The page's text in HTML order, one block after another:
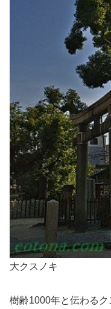
大クスノキ
樹齢1000年と伝わる